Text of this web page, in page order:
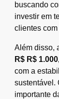
buscando
investir em
clientes
Além disso,
R$ R$
com a
sustentável.
importante